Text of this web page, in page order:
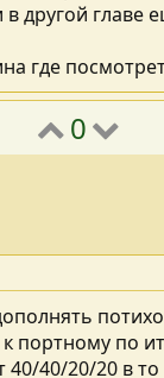
другой главе
где
0
портному по
40/20/20 в то